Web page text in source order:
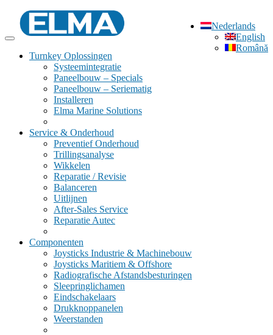
Nederlands
English
Română
Turnkey Oplossingen
Systeemintegratie
Paneelbouw – Specials
Paneelbouw – Seriematig
Installeren
Elma Marine Solutions
Service & Onderhoud
Preventief Onderhoud
Trillingsanalyse
Wikkelen
Reparatie / Revisie
Balanceren
Uitlijnen
After-Sales Service
Reparatie Autec
Componenten
Joysticks Industrie & Machinebouw
Joysticks Maritiem & Offshore
Radiografische Afstandsbesturingen
Sleepringlichamen
Eindschakelaars
Drukknoppanelen
Weerstanden